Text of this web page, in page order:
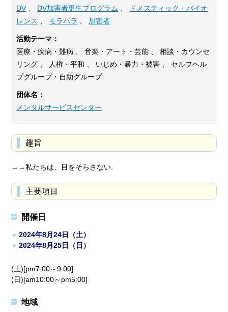
DV、 DV加害者更生プログラム
ドメスティック・バイオ
レンス
モラハラ 加害者
活動テーマ：
医療・疾病・難病 、 音楽・アート・芸能 、 相談・カウンセ
リング 、 人権・平和 、 いじめ・暴力・被害 、 セルフヘル
プグループ・自助グループ
団体名：
メンタルサービスセンター
趣旨
→→私たちは、目をそらさない.
主要項目
開催日
2024年8月24日（土）
2024年8月25日（日）
(土)[pm7:00～9:00]
(日)[am10:00～pm5:00]
地域